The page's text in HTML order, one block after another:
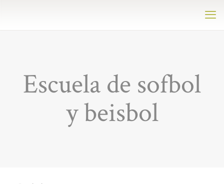
Escuela de sofbol
y beisbol